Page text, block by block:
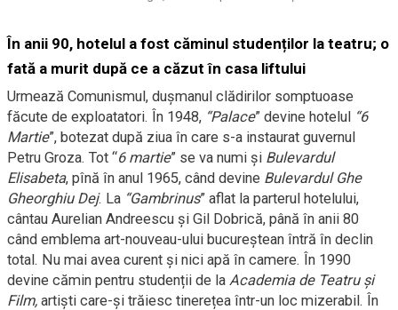
În anii 90, hotelul a fost căminul studenților la teatru; o
fată a murit după ce a căzut în casa liftului
Urmează Comunismul, dușmanul clădirilor somptuoase
făcute de exploatatori. În 1948, “Palace” devine hotelul “6
Martie”, botezat după ziua în care s-a instaurat guvernul
Petru Groza. Tot “6 martie” se va numi și Bulevardul
Elisabeta, pînă în anul 1965, când devine Bulevardul Ghe
Gheorghiu Dej. La “Gambrinus” aflat la parterul hotelului,
cântau Aurelian Andreescu și Gil Dobrică, până în anii 80
când emblema art-nouveau-ului bucureștean întră în declin
total. Nu mai avea curent și nici apă în camere. În 1990
devine cămin pentru studenții de la Academia de Teatru și
Film, artiști care-și trăiesc tinerețea într-un loc mizerabil. În